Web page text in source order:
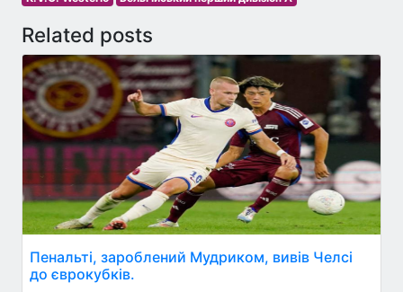
Related posts
Пенальті, зароблений Мудриком, вивів Челсі
до єврокубків.